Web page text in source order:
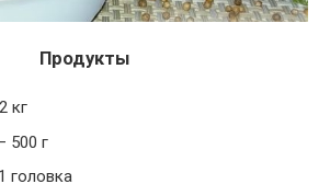
Продукты
кг
500 г
головка